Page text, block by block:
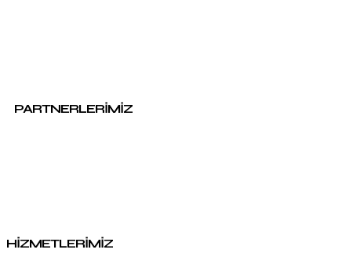
PARTNERLERIMIZ
HİZMETLERİMİZ